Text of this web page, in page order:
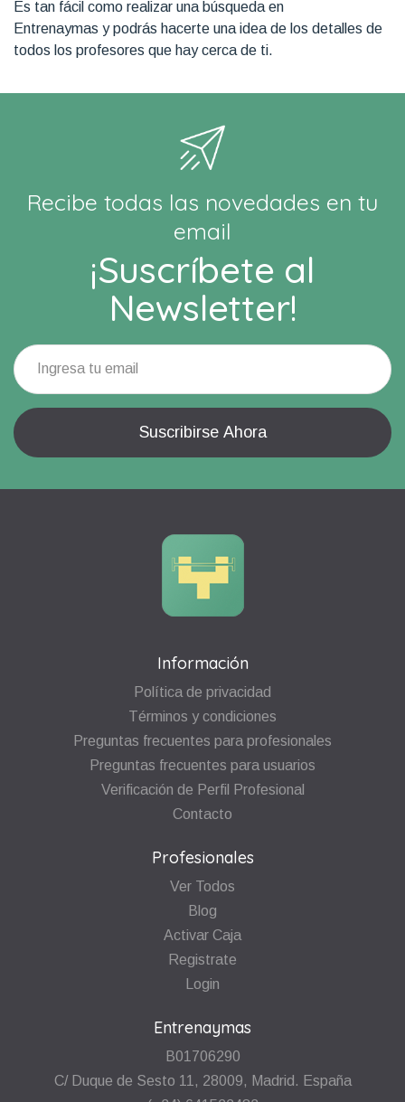
Es tan fácil como realizar una búsqueda en
Entrenaymas y podrás hacerte una idea de los detalles de
todos los profesores que hay cerca de ti.
Recibe todas las novedades en tu
email
¡Suscríbete al
Newsletter!
Información
Política de privacidad
Términos y condiciones
Preguntas frecuentes para profesionales
Preguntas frecuentes para usuarios
Verificación de Perfil Profesional
Contacto
Profesionales
Ver Todos
Blog
Activar Caja
Registrate
Login
Entrenaymas
B01706290
C/ Duque de Sesto 11, 28009, Madrid. España